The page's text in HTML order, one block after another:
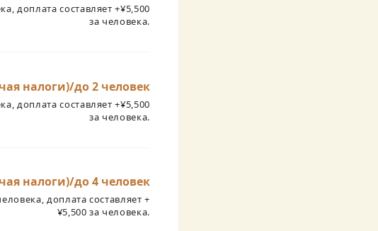
доплата составляет +¥5,500
за человека.
налоги)/до 2 человек
доплата составляет +¥5,500
за человека.
налоги)/до 4 человек
доплата составляет +
¥5,500 за человека.